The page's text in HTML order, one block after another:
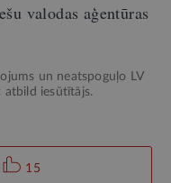
valodas aģentūras
un neatspoguļo LV
atbild iesūtītājs.
15